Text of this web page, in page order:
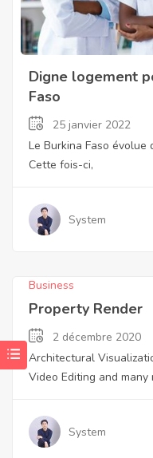
Digne logement
Faso
25 janvier 2022
Le Burkina Faso
Cette fois-ci,
System
Business
Property Render
2 décembre 2020
Architectural
Video Editing and many
System